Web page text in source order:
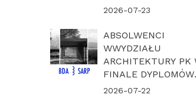
NAUKOWEJ W
2026-07-23
ABSOLWENCI
WWYDZIAŁU
ARCHITEKTURY PK
FINALE DYPLOMÓW
ROKU BDA-SARP
2026-07-22